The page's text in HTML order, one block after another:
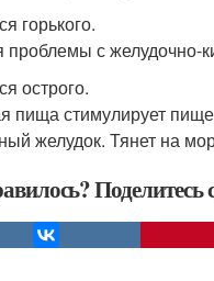
горького.
проблемы с желудочно-
острого.
пища стимулирует
желудок. Тянет на
Поделитесь